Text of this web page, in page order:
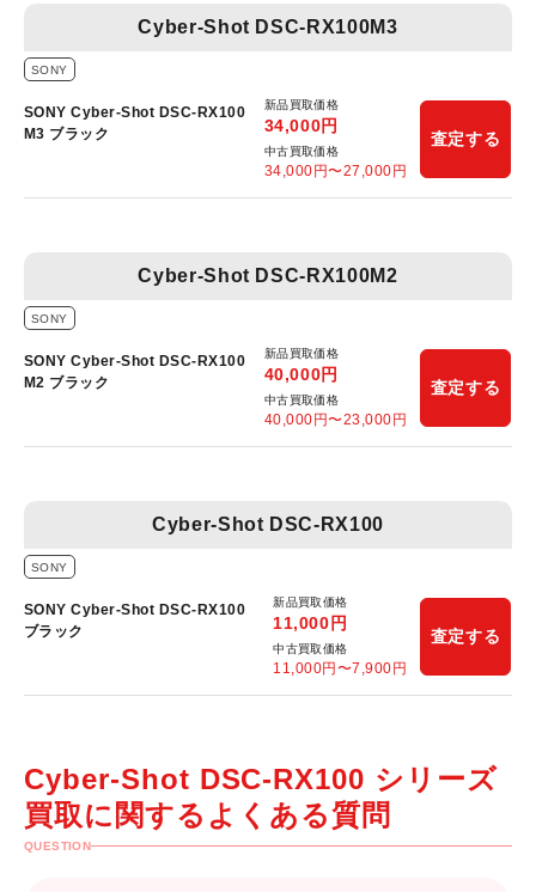
Cyber-Shot DSC-RX100M3
SONY
SONY Cyber-Shot DSC-RX100
M3 ブラック
新品買取価格
34,000円
中古買取価格
34,000円〜27,000円
査定する
Cyber-Shot DSC-RX100M2
SONY
SONY Cyber-Shot DSC-RX100
M2 ブラック
新品買取価格
40,000円
中古買取価格
40,000円〜23,000円
査定する
Cyber-Shot DSC-RX100
SONY
SONY Cyber-Shot DSC-RX100
ブラック
新品買取価格
11,000円
中古買取価格
11,000円〜7,900円
査定する
Cyber-Shot DSC-RX100 シリーズ
買取に関するよくある質問
QUESTION